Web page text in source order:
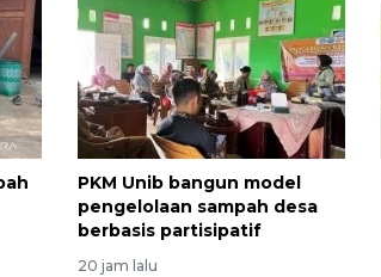
PKM Unib bangun model
pengelolaan sampah desa
berbasis partisipatif
20 jam lalu